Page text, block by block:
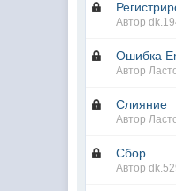
Автор
Ошибка
Автор
Слияние
Автор
Сбор
Автор